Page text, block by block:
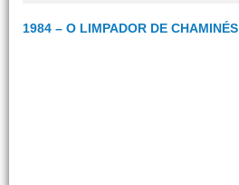
1984 – O LIMPADOR DE CHAMINÉS